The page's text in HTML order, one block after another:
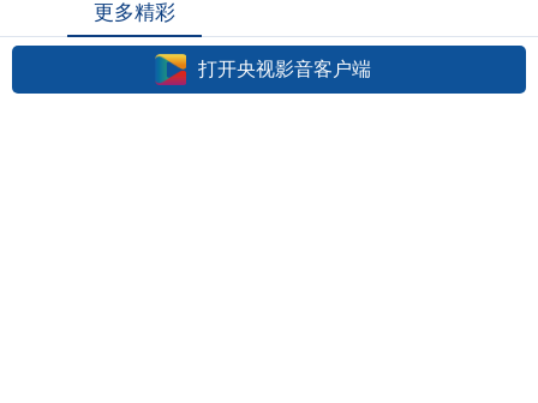
更多精彩
打开央视影音客户端